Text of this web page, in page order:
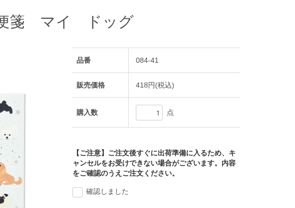
箋 マイ ドッグ
品番 084-41
販売価格 418円(税込)
購入数 点
【ご注意】ご注文後すぐに出荷準備に入るため、キ
ャンセルをお受けできない場合がございます。内容
をご確認のうえご注文ください。
確認しました